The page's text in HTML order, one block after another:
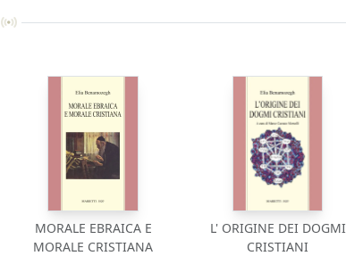
MORALE EBRAICA E
MORALE CRISTIANA
L' ORIGINE DEI DOGMI
CRISTIANI